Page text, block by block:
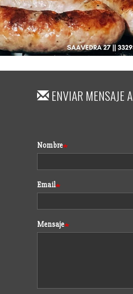
ENVIAR MENSAJE A
Formulario
Nombre
Email
Mensaje